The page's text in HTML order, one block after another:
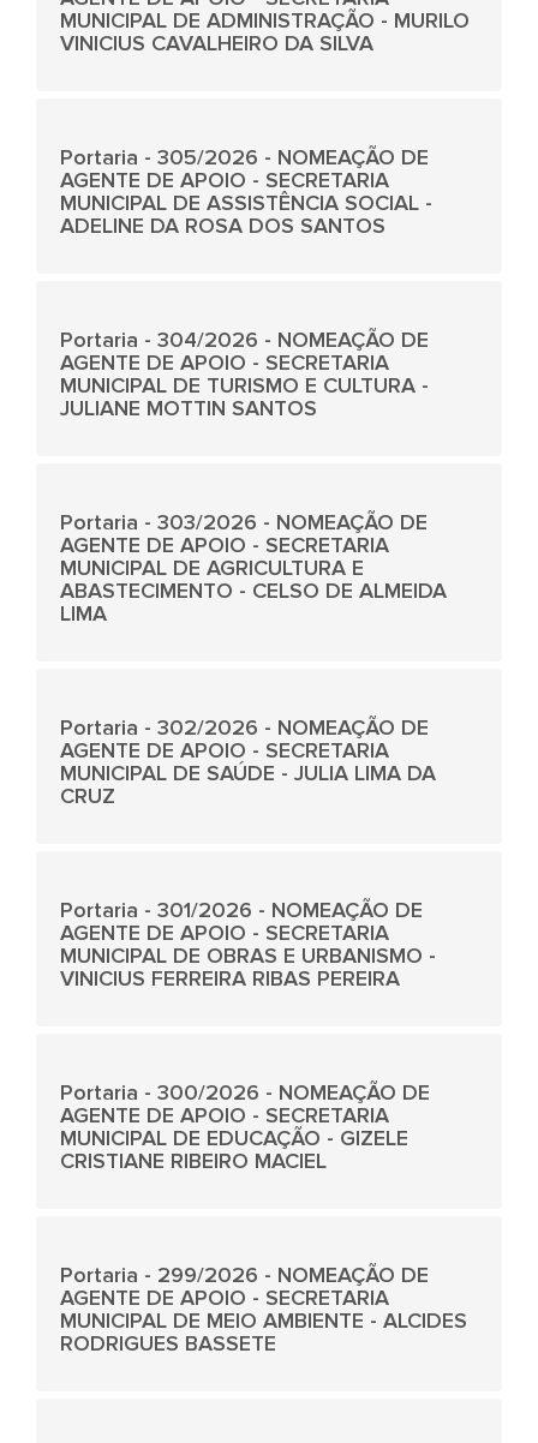
MUNICIPAL DE ADMINISTRAÇÃO - MURILO
VINICIUS CAVALHEIRO DA SILVA
Portaria - 305/2026 - NOMEAÇÃO DE
AGENTE DE APOIO - SECRETARIA
MUNICIPAL DE ASSISTÊNCIA SOCIAL -
ADELINE DA ROSA DOS SANTOS
Portaria - 304/2026 - NOMEAÇÃO DE
AGENTE DE APOIO - SECRETARIA
MUNICIPAL DE TURISMO E CULTURA -
JULIANE MOTTIN SANTOS
Portaria - 303/2026 - NOMEAÇÃO DE
AGENTE DE APOIO - SECRETARIA
MUNICIPAL DE AGRICULTURA E
ABASTECIMENTO - CELSO DE ALMEIDA
LIMA
Portaria - 302/2026 - NOMEAÇÃO DE
AGENTE DE APOIO - SECRETARIA
MUNICIPAL DE SAÚDE - JULIA LIMA DA
CRUZ
Portaria - 301/2026 - NOMEAÇÃO DE
AGENTE DE APOIO - SECRETARIA
MUNICIPAL DE OBRAS E URBANISMO -
VINICIUS FERREIRA RIBAS PEREIRA
Portaria - 300/2026 - NOMEAÇÃO DE
AGENTE DE APOIO - SECRETARIA
MUNICIPAL DE EDUCAÇÃO - GIZELE
CRISTIANE RIBEIRO MACIEL
Portaria - 299/2026 - NOMEAÇÃO DE
AGENTE DE APOIO - SECRETARIA
MUNICIPAL DE MEIO AMBIENTE - ALCIDES
RODRIGUES BASSETE